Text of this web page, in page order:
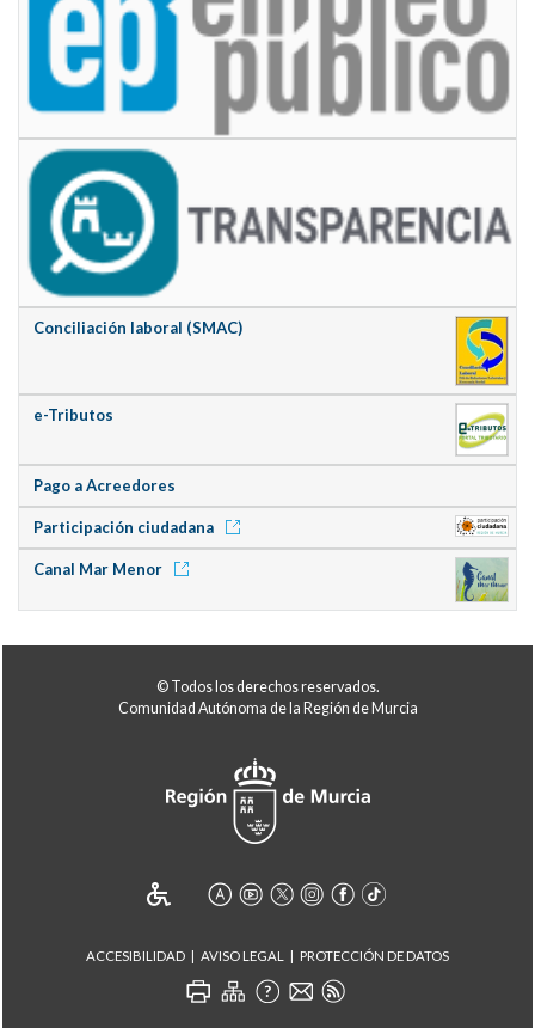
Conciliación laboral (SMAC)
e-Tributos
Pago a Acreedores
Participación ciudadana
Canal Mar Menor
© Todos los derechos reservados.
Comunidad Autónoma de la Región de Murcia
ACCESIBILIDAD AVISO LEGAL PROTECCIÓN DE DATOS